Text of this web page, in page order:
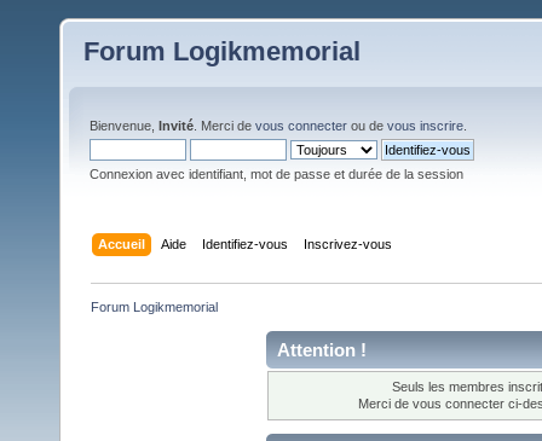
Forum Logikmemorial
Bienvenue, Invité . Merci de vous connecter ou de vous inscrire
Connexion avec identifiant, mot de passe et durée de la session
Accueil Aide Identifiez-vous Inscrivez-vous
Forum Logikmemorial
Attention !
Seuls les membres
Merci de vous connecter ci-